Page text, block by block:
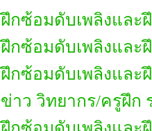
ฝึกซ้อมดับเพลิงและ
ฝึกซ้อมดับเพลิงและ
ฝึกซ้อมดับเพลิงและ
ข่าว วิทยากร/ครูฝึก